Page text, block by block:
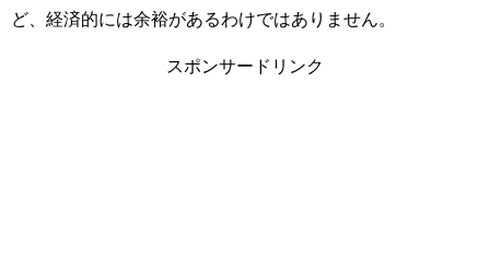
ど、経済的には余裕があるわけではありません。
スポンサードリンク